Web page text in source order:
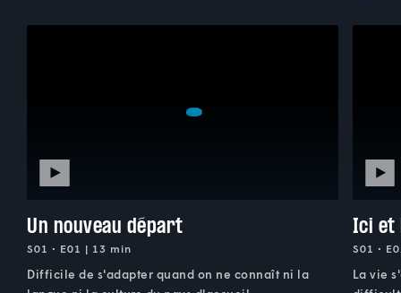
Un nouveau départ
S01 • E01 | 13 min
Difficile de s'adapter quand on ne connaît ni la
Ici et
S01 •
La vie